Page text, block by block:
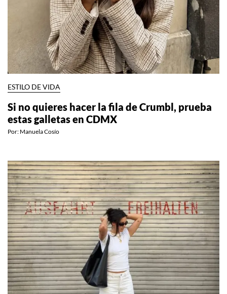
ESTILO DE VIDA
Si no quieres hacer la fila de Crumbl, prueba
estas galletas en CDMX
Por: Manuela Cosío